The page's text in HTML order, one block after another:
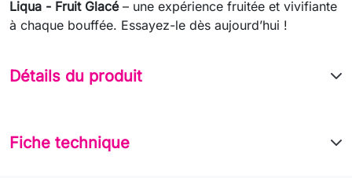
Liqua - Fruit Glacé– une expérience fruitée et vivifiante
à chaque bouffée. Essayez-le dès aujourd’hui !
Détails du produit
Fiche technique